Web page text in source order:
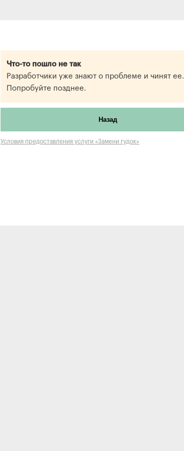
Что-то пошло не так
Разработчики уже знают о проблеме и чинят ее.
Попробуйте позднее.
Назад
Условия предоставления услуги «Замени гудок»